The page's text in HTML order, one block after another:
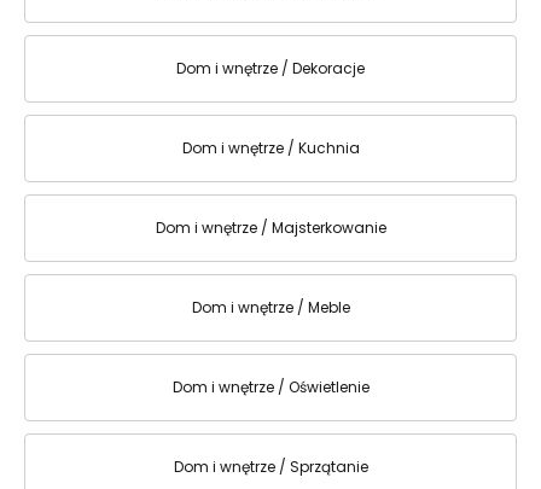
Dom i wnętrze / Dekoracje
Dom i wnętrze / Kuchnia
Dom i wnętrze / Majsterkowanie
Dom i wnętrze / Meble
Dom i wnętrze / Oświetlenie
Dom i wnętrze / Sprzątanie